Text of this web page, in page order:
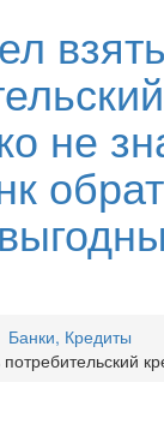
взять
не
Банки, Кредиты